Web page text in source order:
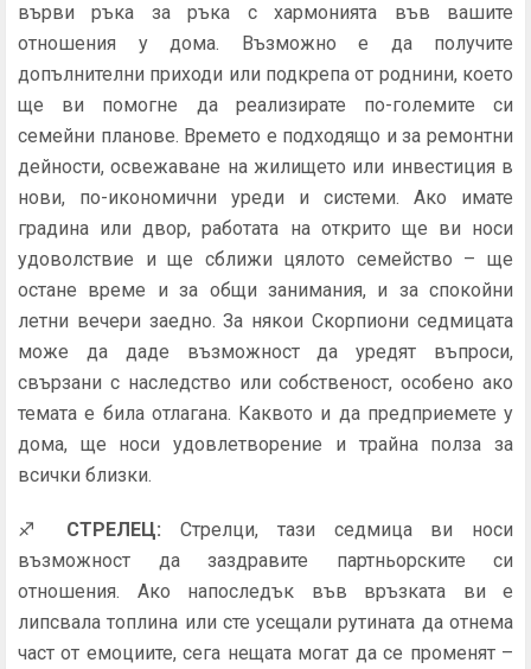
върви ръка за ръка с хармонията във вашите
отношения у дома. Възможно е да получите
допълнителни приходи или подкрепа от роднини, което
ще ви помогне да реализирате по-големите си
семейни планове. Времето е подходящо и за ремонтни
дейности, освежаване на жилището или инвестиция в
нови, по-икономични уреди и системи. Ако имате
градина или двор, работата на открито ще ви носи
удоволствие и ще сближи цялото семейство – ще
остане време и за общи занимания, и за спокойни
летни вечери заедно. За някои Скорпиони седмицата
може да даде възможност да уредят въпроси,
свързани с наследство или собственост, особено ако
темата е била отлагана. Каквото и да предприемете у
дома, ще носи удовлетворение и трайна полза за
всички близки.
♐ СТРЕЛЕЦ:Стрелци, тази седмица ви носи
възможност да заздравите партньорските си
отношения. Ако напоследък във връзката ви е
липсвала топлина или сте усещали рутината да отнема
част от емоциите, сега нещата могат да се променят –